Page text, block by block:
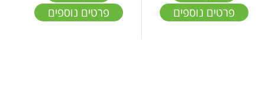
פרטים נוספים פרטים נוספים